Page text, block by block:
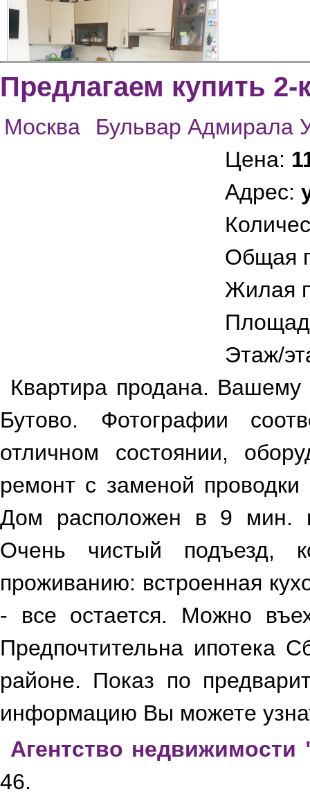
Предлагаем купить
Москва
Бульвар Адмирала
Цена:
Адрес:
Общая
Жилая
Этаж/
Квартира продана.
Бутово. Фотографии
отличном состоянии,
ремонт с заменой
Дом расположен в 9 мин.
Очень чистый подъезд,
проживанию: встроенная
- все остается. Можно
Предпочтительна ипотека
районе. Показ по
информацию Вы можете
Агентство
46.